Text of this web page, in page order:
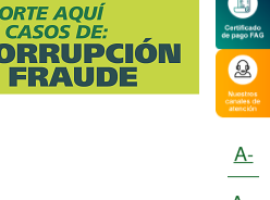
A-